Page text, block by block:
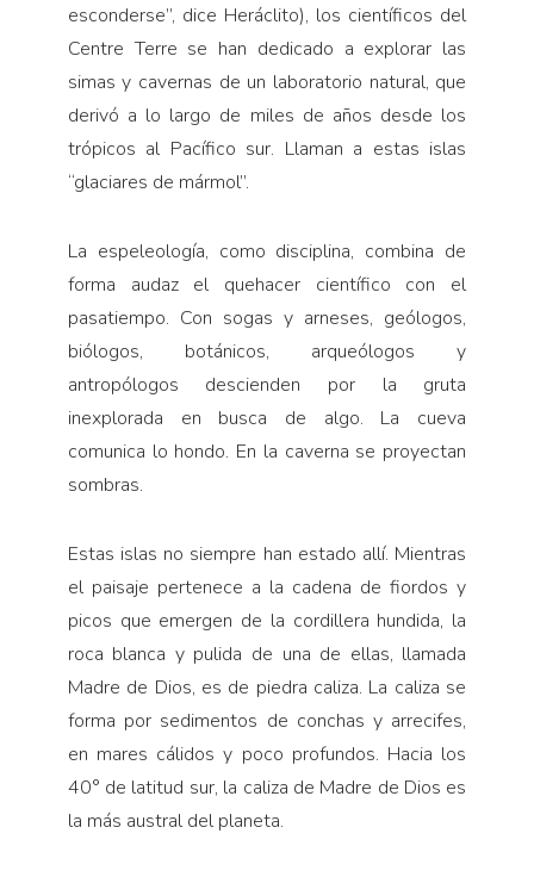
esconderse”, dice Heráclito), los científicos del
Centre Terre se han dedicado a explorar las
simas y cavernas de un laboratorio natural, que
derivó a lo largo de miles de años desde los
trópicos al Pacífico sur. Llaman a estas islas
“glaciares de mármol”.
La espeleología, como disciplina, combina de
forma audaz el quehacer científico con el
pasatiempo. Con sogas y arneses, geólogos,
biólogos, botánicos, arqueólogos y
antropólogos descienden por la gruta
inexplorada en busca de algo. La cueva
comunica lo hondo. En la caverna se proyectan
sombras.
Estas islas no siempre han estado allí. Mientras
el paisaje pertenece a la cadena de fiordos y
picos que emergen de la cordillera hundida, la
roca blanca y pulida de una de ellas, llamada
Madre de Dios, es de piedra caliza. La caliza se
forma por sedimentos de conchas y arrecifes,
en mares cálidos y poco profundos. Hacia los
40° de latitud sur, la caliza de Madre de Dios es
la más austral del planeta.